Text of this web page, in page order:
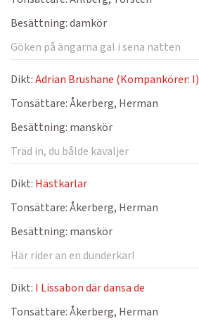
Besättning:damkör
Göken på ängarna gal i sena natten
Dikt:Adrian Brushane (Kompankörer: I)
Tonsättare:Åkerberg, Herman
Besättning: manskör
Träd in, du bålde kavaljer
Dikt: Hästkarlar
Tonsättare:Åkerberg, Herman
Besättning: manskör
Här rider an en dunderkarl
Dikt: I Lissabon där dansa de
Tonsättare:Åkerberg, Herman